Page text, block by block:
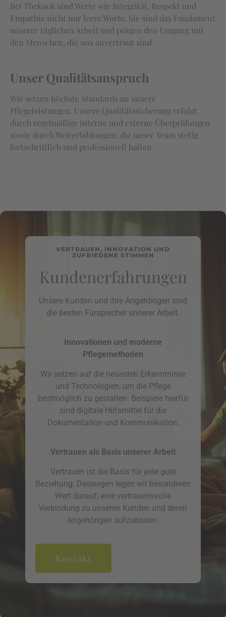
Bei Thekook sind Werte wie Integrität, Respekt und
Empathie nicht nur leere Worte. Sie sind das Fundament
unserer täglichen Arbeit und prägen den Umgang mit
den Menschen, die uns anvertraut sind.
Unser Qualitätsanspruch
Wir setzen höchste Standards an unsere
Pflegeleistungen. Unsere Qualitätssicherung erfolgt
durch regelmäßige interne und externe Überprüfungen
sowie durch Weiterbildungen, die unser Team stetig
fortschrittlich und professionell halten
VERTRAUEN, INNOVATION UND
ZUFRIEDENE STIMMEN
Kundenerfahrungen
Unsere Kunden und ihre Angehörigen sind
die besten Fürsprecher unserer Arbeit.
Innovationen und moderne
Pflegemethoden
Wir setzen auf die neuesten Erkenntnisse
und Technologien, um die Pflege
bestmöglich zu gestalten. Beispiele hierfür
sind digitale Hilfsmittel für die
Dokumentation und Kommunikation.
Vertrauen als Basis unserer Arbeit
Vertrauen ist die Basis für jede gute
Beziehung. Deswegen legen wir besonderen
Wert darauf, eine vertrauensvolle
Verbindung zu unseren Kunden und deren
Angehörigen aufzubauen.
Kontakt